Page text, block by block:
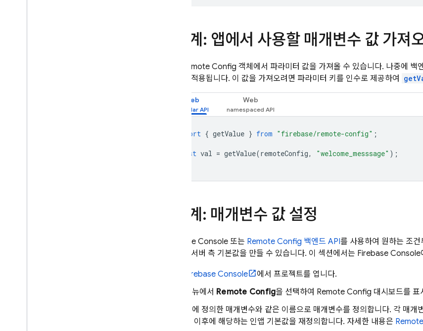
4단계: 앱에서 사용할 매개변수 값 가져
Remote Config 객체에서 파라미터 값을 가져올 수 있습니다. 나중에
이 앱에 적용됩니다. 이 값을 가져오려면 파라미터 키를 인수로 제공하여
Web Web
import { getValue } from "firebase/remote-config" ;
const val = getValue(remoteConfig, "welcome_messsage" );
5단계: 매개변수 값 설정
Firebase Console 또는 Remote Config 백엔드 API를 사용하여 원하는 조
하는 새 서버 측 기본값을 만들 수 있습니다. 이 섹션에서는 Firebase Console
Firebase Console
에서 프로젝트를 엽니다.
메뉴에서 Remote Config을 선택하여 Remote Config 대시보드를 표
앱에 정의한 매개변수와 같은 이름으로 매개변수를 정의합니다. 각 매
은 이후에 해당하는 인앱 기본값을 재정의합니다. 자세한 내용은